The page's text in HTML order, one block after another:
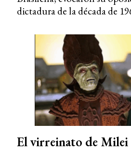
dictadura de la década de
El virreinato de Milei